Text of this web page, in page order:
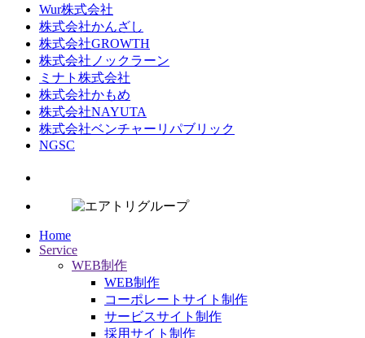
Wur株式会社
株式会社かんざし
株式会社GROWTH
株式会社ノックラーン
ミナト株式会社
株式会社かもめ
株式会社NAYUTA
株式会社ベンチャーリパブリック
NGSC
Home
Service
WEB制作
WEB制作
コーポレートサイト制作
サービスサイト制作
採用サイト制作